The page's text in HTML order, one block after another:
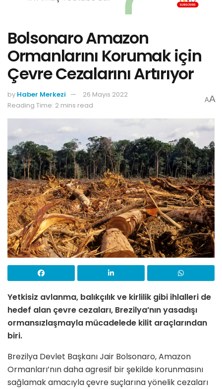
Bolsonaro Amazon
Ormanlarını Korumak için
Çevre Cezalarını Artırıyor
by Haber Merkezi
26 Mayıs 2022
Reading Time: 2 mins read
AA
Yetkisiz avlanma, balıkçılık ve kirlilik gibi ihlalleri de
hedef alan çevre cezaları, Brezilya’nın yasadışı
ormansızlaşmayla mücadelede kilit araçlarından
biri.
Brezilya Devlet Başkanı Jair Bolsonaro, Amazon
Ormanları’nın daha agresif bir şekilde korunmasını
sağlamak amacıyla çevre suçlarına yönelik cezaları